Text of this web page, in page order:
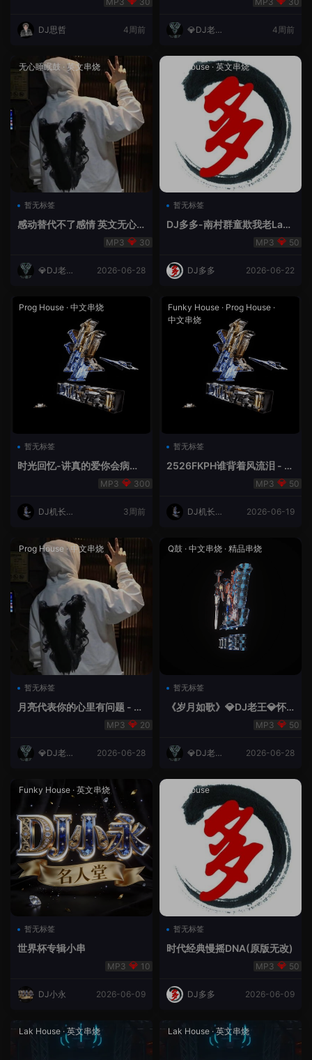
DJ思哲 4周前
💎DJ老王
4周前
无心睡眠鼓 ·英文串烧
暂无标签
感动替代不了感情 英文无心
睡眠睡-小明同学remix
30
💎DJ老王
2026-06-28
Lak House· 英文串烧
暂无标签
DJ多多-南村群童欺我老Lak
50
DJ多多 2026-06-22
Prog House · 中文串烧
暂无标签
时光回忆-讲真的爱你会病变
300
DJ机长云
3周前
Funky House · Prog House ·
中文串烧
暂无标签
2526FKPH谁背着风流泪 - D
50
DJ机长云
2026-06-19
Prog House ·中文串烧
暂无标签
月亮代表你的心里有问题 - 小
20
💎DJ老王
2026-06-28
Q鼓 · 中文串烧 · 精品串烧
暂无标签
《岁月如歌》💎DJ老王💎怀
50
💎DJ老王
2026-06-28
Funky House · 英文串烧
暂无标签
世界杯专辑小串
10
DJ小永 2026-06-09
成都House
暂无标签
时代经典慢摇DNA(原版无改)
50
DJ多多 2026-06-09
Lak House ·英文串烧 Lak House ·英文串烧